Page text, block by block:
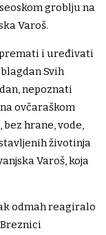
groblju na
Varoš.
i uređivati
Svih
nepoznati
ovčaraškom
hrane, vode,
životinja
Varoš, koja
odmah reagiralo